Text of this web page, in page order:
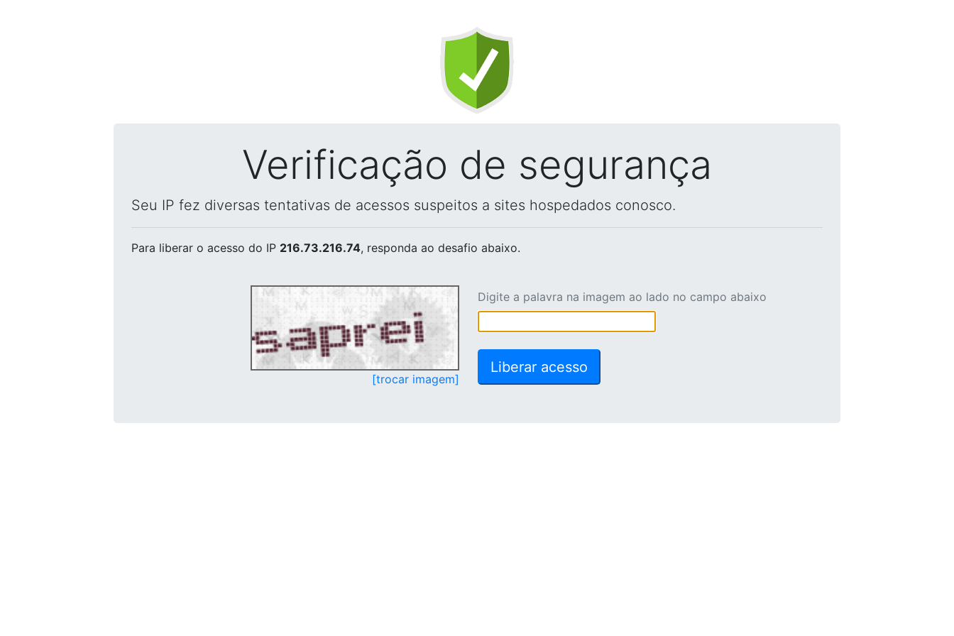
Verificação de segurança
Seu IP fez diversas tentativas de acessos suspeitos a sites hospedados conosco.
Para liberar o acesso do IP 216.73.216.74, responda ao desafio abaixo.
[trocar imagem]
Digite a palavra na imagem ao lado no campo abaixo